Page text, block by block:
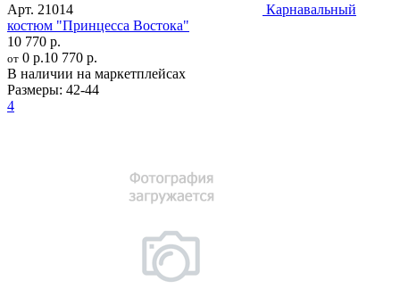
Арт. 21014
Карнавальный
костюм "Принцесса Востока"
10 770 р.
от 0 р.10 770 р.
В наличии на маркетплейсах
Размеры: 42-44
4